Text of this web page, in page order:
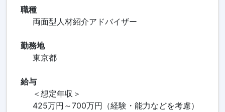
職種
両面型人材紹介アドバイザー
勤務地
東京都
給与
＜想定年収＞
425万円～700万円（経験・能力などを考慮）